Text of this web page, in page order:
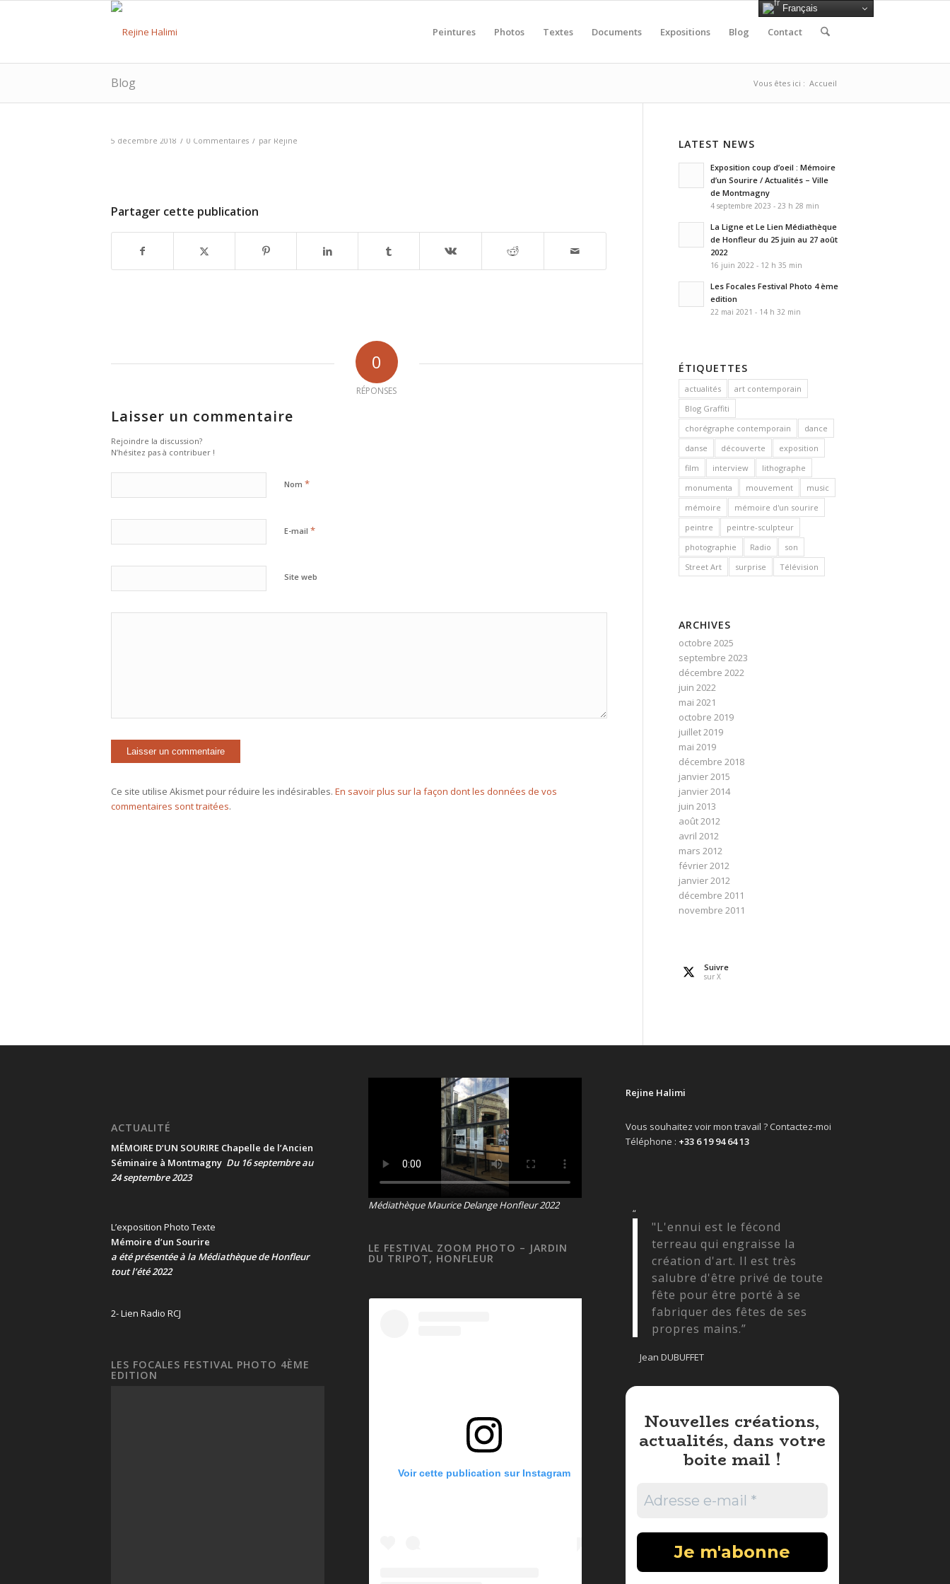
Peintures Photos Textes Documents Expositions Blog Contact
Blog Vous êtes ici : Accueil
5 décembre 2018 / 0 Commentaires / par Rejine
Partager cette publication
0
RÉPONSES
Laisser un commentaire
Rejoindre la discussion?
N’hésitez pas à contribuer !
Nom *
E-mail *
Site web
Ce site utilise Akismet pour réduire les indésirables. En savoir plus sur la façon dont les données de vos
commentaires sont traitées.
LATEST NEWS
Exposition coup d’oeil : Mémoire
d’un Sourire / Actualités – Ville
de Montmagny
4 septembre 2023 - 23 h 28 min
La Ligne et Le Lien Médiathèque
de Honfleur du 25 juin au 27 août
2022
16 juin 2022 - 12 h 35 min
Les Focales Festival Photo 4 ème
edition
22 mai 2021 - 14 h 32 min
ÉTIQUETTES
actualités
art contemporain
Blog Graffiti
chorégraphe contemporain
dance
danse
découverte
exposition
film
interview
lithographe
monumenta
mouvement
music
mémoire
mémoire d'un sourire
peintre
peintre-sculpteur
photographie
Radio
son
Street Art
surprise Télévision
ARCHIVES
octobre 2025
septembre 2023
décembre 2022
juin 2022
mai 2021
octobre 2019
juillet 2019
mai 2019
décembre 2018
janvier 2015
janvier 2014
juin 2013
août 2012
avril 2012
mars 2012
février 2012
janvier 2012
décembre 2011
novembre 2011
Suivre
sur X
ACTUALITÉ
MÉMOIRE D’UN SOURIRE Chapelle de l’Ancien
Séminaire à Montmagny Du 16 septembre au
24 septembre 2023
L’exposition Photo Texte
Mémoire d’un Sourire
a été présentéeà la Médiathèque de Honfleur
tout l’été 2022
2- Lien Radio RCJ
LES FOCALES FESTIVAL PHOTO 4ÈME
EDITION
Médiathèque Maurice Delange Honfleur 2022
LE FESTIVAL ZOOM PHOTO – JARDIN
DU TRIPOT, HONFLEUR
Voir cette publication sur Instagram
Rejine Halimi
Vous souhaitez voir mon travail ? Contactez-moi
Téléphone : +33 6 19 94 64 13
“
"L'ennui est le fécond
terreau qui engraisse la
création d'art. Il est très
salubre d'être privé de toute
fête pour être porté à se
fabriquer des fêtes de ses
propres mains.”
Jean DUBUFFET
Nouvelles créations,
actualités, dans votre
boite mail !
Français